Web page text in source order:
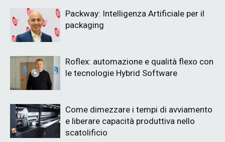
Packway: Intelligenza Artificiale per il
packaging
Roflex: automazione e qualità flexo con
le tecnologie Hybrid Software
Come dimezzare i tempi di avviamento
e liberare capacità produttiva nello
scatolificio